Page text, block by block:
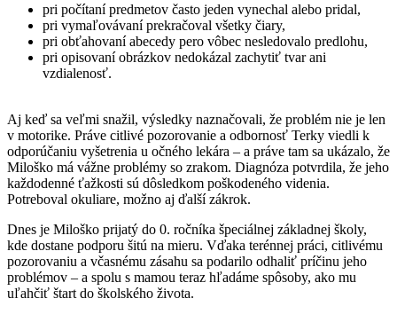
pri počítaní predmetov často jeden vynechal alebo pridal,
pri vymaľovávaní prekračoval všetky čiary,
pri obťahovaní abecedy pero vôbec nesledovalo predlohu,
pri opisovaní obrázkov nedokázal zachytiť tvar ani
vzdialenosť.
Aj keď sa veľmi snažil, výsledky naznačovali, že problém nie je len
v motorike. Práve citlivé pozorovanie a odbornosť Terky viedli k
odporúčaniu vyšetrenia u očného lekára – a práve tam sa ukázalo, že
Miloško má vážne problémy so zrakom. Diagnóza potvrdila, že jeho
každodenné ťažkosti sú dôsledkom poškodeného videnia.
Potreboval okuliare, možno aj ďalší zákrok.
Dnes je Miloško prijatý do 0. ročníka špeciálnej základnej školy,
kde dostane podporu šitú na mieru. Vďaka terénnej práci, citlivému
pozorovaniu a včasnému zásahu sa podarilo odhaliť príčinu jeho
problémov – a spolu s mamou teraz hľadáme spôsoby, ako mu
uľahčiť štart do školského života.